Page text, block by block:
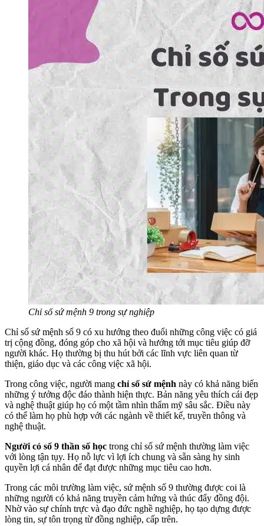
Chỉ số sứ mệnh 9 trong sự nghiệp
Chỉ số sứ mệnh số 9 có xu hướng theo đuổi những công việc có giá
trị cộng đồng, đóng góp cho xã hội và hướng tới mục tiêu giúp đỡ
người khác. Họ thường bị thu hút bởi các lĩnh vực liên quan từ
thiện, giáo dục và các công việc xã hội.
Trong công việc, người mang chỉ số sứ mệnh này có khả năng biến
những ý tưởng độc đáo thành hiện thực. Bản năng yêu thích cái đẹp
và nghệ thuật giúp họ có một tầm nhìn thẩm mỹ sâu sắc. Điều này
có thể làm họ phù hợp với các ngành về thiết kế, truyền thông và
nghệ thuật.
Người có số 9 thần số học trong chỉ số sứ mệnh thường làm việc
với lòng tận tụy. Họ nỗ lực vì lợi ích chung và sẵn sàng hy sinh
quyền lợi cá nhân để đạt được những mục tiêu cao hơn.
Trong các môi trường làm việc, sứ mệnh số 9 thường được coi là
những người có khả năng truyền cảm hứng và thúc đẩy đồng đội.
Nhờ vào sự chính trực và đạo đức nghề nghiệp, họ tạo dựng được
lòng tin, sự tôn trọng từ đồng nghiệp, cấp trên.